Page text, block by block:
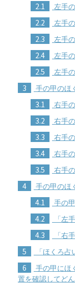
2.1 左手
2.2 左手
2.3 左手
2.4 左手
2.5 左手
3 手の甲のほ
3.1 右手
3.2 右手
3.3 右手
3.4 右手
3.5 右手
4 手の甲のほ
4.1 手の
4.2 「左
4.3 「右
5 「ほくろ占
6
手の甲にほ
置を確認してど